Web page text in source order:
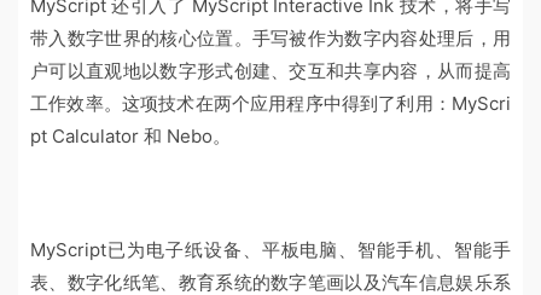
MyScript 还引入了 MyScript Interactive Ink 技术，将手写
带入数字世界的核心位置。手写被作为数字内容处理后，用
户可以直观地以数字形式创建、交互和共享内容，从而提高
工作效率。这项技术在两个应用程序中得到了利用：MyScri
pt Calculator 和 Nebo。
MyScript已为电子纸设备、平板电脑、智能手机、智能手
表、数字化纸笔、教育系统的数字笔画以及汽车信息娱乐系